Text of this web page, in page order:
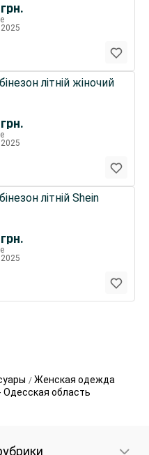
грн.
грн.
літній жіночий
грн.
літній Shein
Женская одежда
Одесская область